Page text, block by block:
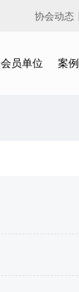
协会动态|
会员单位 案